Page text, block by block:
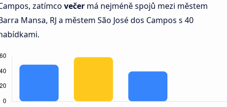
zatímco večer má nejméně spojů mezi městem
Mansa, RJ a městem São José dos Campos s 40